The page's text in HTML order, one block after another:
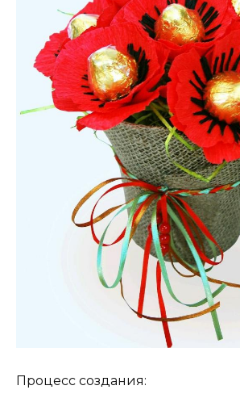
Процесс создания: